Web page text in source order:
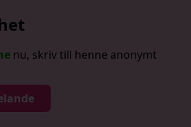
nu, skriv till henne anonymt